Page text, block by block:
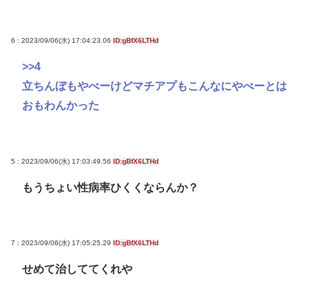
6 : 2023/09/06(水) 17:04:23.06 ID:gBfX6LTHd
>>4
立ちんぼもやべーけどマチアプもこんなにやべーとは
おもわんかった
5 : 2023/09/06(水) 17:03:49.56 ID:gBfX6LTHd
もうちょい性病率ひくくならんか？
7 : 2023/09/06(水) 17:05:25.29 ID:gBfX6LTHd
せめて治しててくれや